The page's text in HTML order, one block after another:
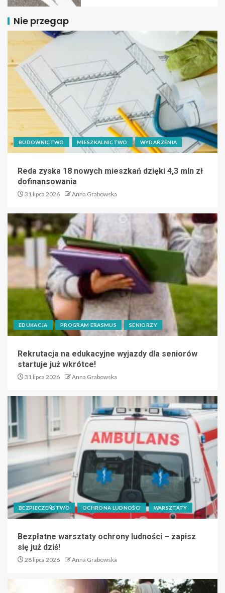
Nie przegap
BUDOWNICTWO MIESZKALNICTWO WYDARZENIA
Reda zyska 18 nowych mieszkań dzięki 4,3 mln zł
dofinansowania
31 lipca 2026 Anna Grabowska
EDUKACJA PROGRAM ERASMUS SENIORZY
Rekrutacja na edukacyjne wyjazdy dla seniorów
startuje już wkrótce!
31 lipca 2026 Anna Grabowska
BEZPIECZEŃSTWO OCHRONA LUDNOŚCI WARSZTATY
Bezpłatne warsztaty ochrony ludności – zapisz
się już dziś!
28 lipca 2026 Anna Grabowska